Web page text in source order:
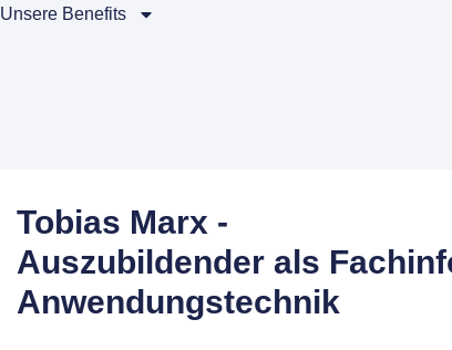
Unsere Benefits
Tobias Marx -
Auszubildender als
Anwendungstechnik